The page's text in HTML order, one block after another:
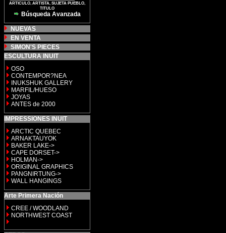
ARTICULO, ARTISTA, SUJETA PUEBLO,
TITULO
Búsqueda Avanzada
NUEVAS
EN VENTA
SIMON'S PIECES
ESCULTURA INUIT
OSO
CONTEMPOR?NEA
INUKSHUK GALLERY
MARFIL/HUESO
JOYAS
ANTES de 2000
IMPRESSIONES INUIT
ARCTIC QUEBEC
ARNAKTAUYOK
BAKER LAKE->
CAPE DORSET->
HOLMAN->
ORIGINAL GRAPHICS
PANGNIRTUNG->
WALL HANGINGS
Arte Primera Nación
CREE / WOODLAND
NORTHWEST COAST